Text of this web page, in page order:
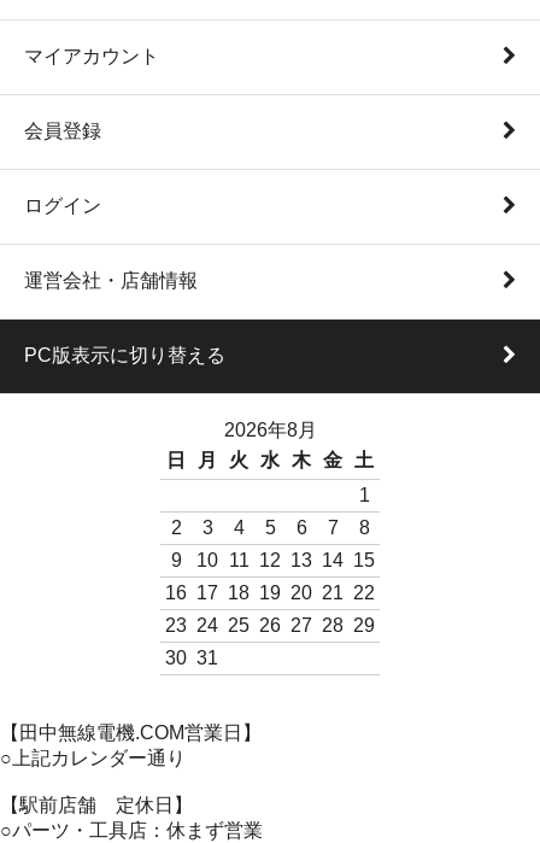
マイアカウント
会員登録
ログイン
運営会社・店舗情報
PC版表示に切り替える
2026年8月
日
月 火 水 木 金
土
1
2
3 4 5 6 7
8
9
10 11 12 13 14 15
16 17 18 19 20 21 22
23 24 25 26 27 28 29
30 31
【田中無線電機.COM営業日】
○上記カレンダー通り
【駅前店舗 定休日】
○パーツ・工具店：休まず営業